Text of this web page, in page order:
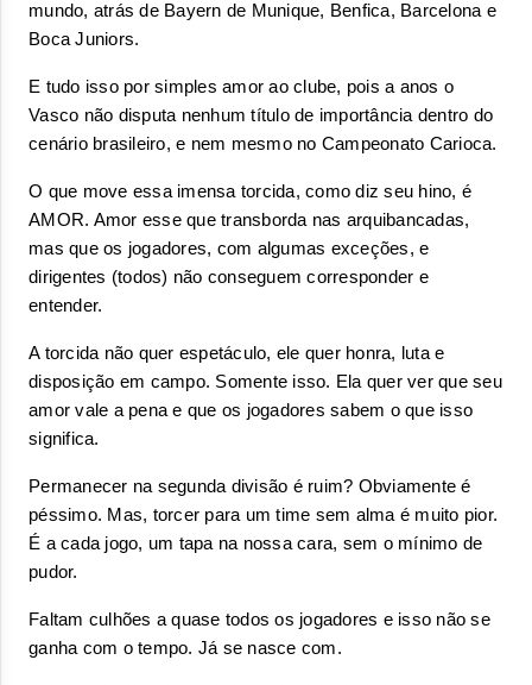
mundo, atrás de Bayern de Munique, Benfica, Barcelona e
Boca Juniors.
E tudo isso por simples amor ao clube, pois a anos o
Vasco não disputa nenhum título de importância dentro do
cenário brasileiro, e nem mesmo no Campeonato Carioca.
O que move essa imensa torcida, como diz seu hino, é
AMOR. Amor esse que transborda nas arquibancadas,
mas que os jogadores, com algumas exceções, e
dirigentes (todos) não conseguem corresponder e
entender.
A torcida não quer espetáculo, ele quer honra, luta e
disposição em campo. Somente isso. Ela quer ver que seu
amor vale a pena e que os jogadores sabem o que isso
significa.
Permanecer na segunda divisão é ruim? Obviamente é
péssimo. Mas, torcer para um time sem alma é muito pior.
É a cada jogo, um tapa na nossa cara, sem o mínimo de
pudor.
Faltam culhões a quase todos os jogadores e isso não se
ganha com o tempo. Já se nasce com.